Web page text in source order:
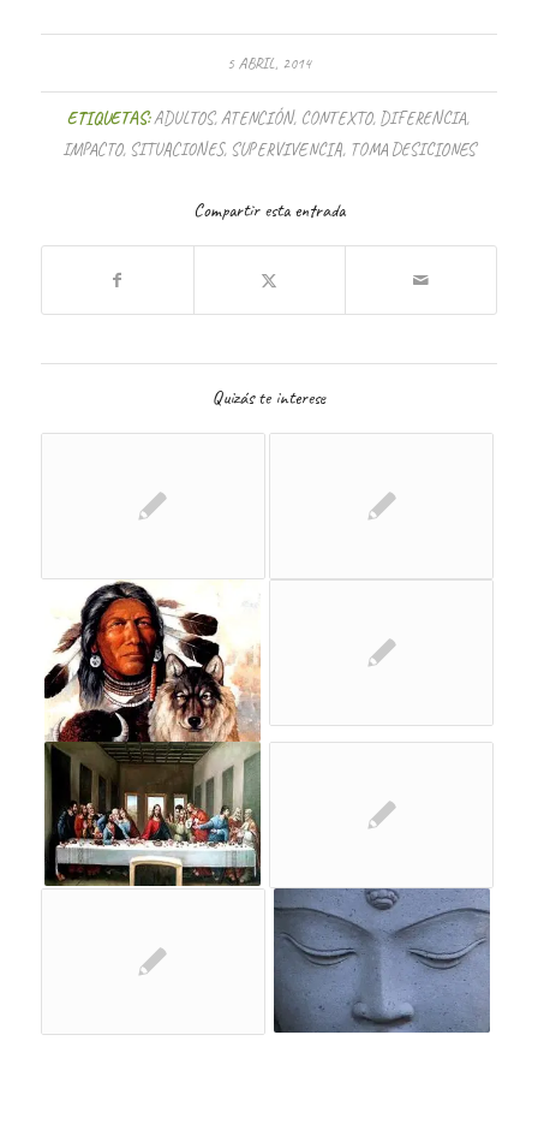
5 ABRIL, 2014
ETIQUETAS:ADULTOS,ATENCIÓN, CONTEXTO, DIFERENCIA,
IMPACTO, SITUACIONES, SUPERVIVENCIA, TOMA DESICIONES
Compartir esta entrada
Quizás te interese